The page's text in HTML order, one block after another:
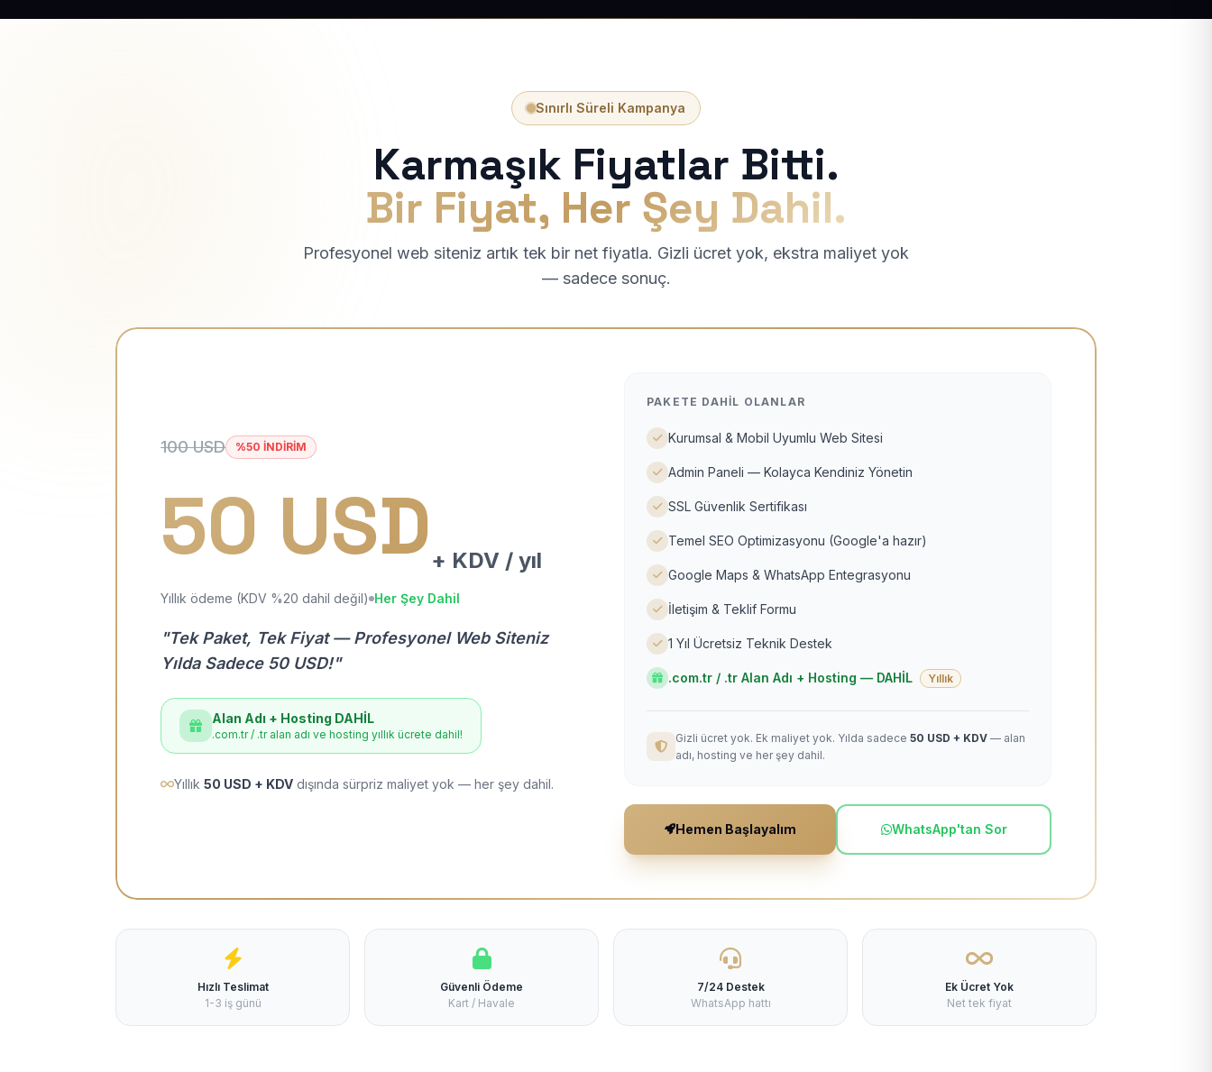
Sınırlı Süreli Kampanya
Karmaşık Fiyatlar Bitti.
Bir Fiyat, Her Şey Dahil.
Profesyonel web siteniz artık tek bir net fiyatla. Gizli ücret yok, ekstra maliyet yok
— sadece sonuç.
100 USD %50 İNDİRİM
50 USD + KDV / yıl
Yıllık ödeme (KDV %20 dahil değil) Her Şey Dahil
"Tek Paket, Tek Fiyat — Profesyonel Web Siteniz
Yılda Sadece 50 USD!"
Alan Adı + Hosting DAHİL
.com.tr / .tr alan adı ve hosting yıllık ücrete dahil!
Yıllık 50 USD + KDV dışında sürpriz maliyet yok — her şey dahil.
PAKETE DAHIL OLANLAR
Kurumsal & Mobil Uyumlu Web Sitesi
Admin Paneli — Kolayca Kendiniz Yönetin
SSL Güvenlik Sertifikası
Temel SEO Optimizasyonu (Google'a hazır)
Google Maps & WhatsApp Entegrasyonu
İletişim & Teklif Formu
1 Yıl Ücretsiz Teknik Destek
.com.tr / .tr Alan Adı + Hosting — DAHİL Yıllık
Gizli ücret yok. Ek maliyet yok. Yılda sadece 50 USD + KDV — alan
adı, hosting ve her şey dahil.
Hemen Başlayalım WhatsApp'tan Sor
Hızlı Teslimat
1-3 iş günü
Güvenli Ödeme
Kart / Havale
7/24 Destek
WhatsApp hattı
Ek Ücret Yok
Net tek fiyat